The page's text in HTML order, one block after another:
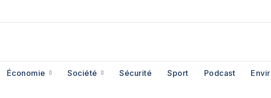
Économie Société Sécurité Sport Podcast